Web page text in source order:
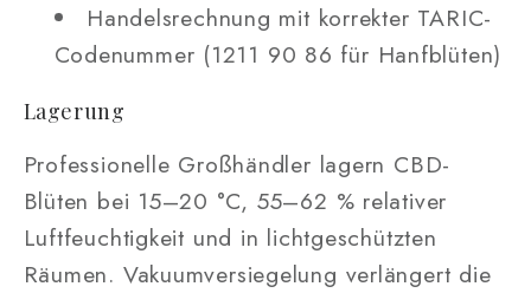
Handelsrechnung mit korrekter TARIC-
Codenummer (1211 90 86 für Hanfblüten)
Lagerung
Professionelle Großhändler lagern CBD-
Blüten bei 15–20 °C, 55–62 % relativer
Luftfeuchtigkeit und in lichtgeschützten
Räumen. Vakuumversiegelung verlängert die